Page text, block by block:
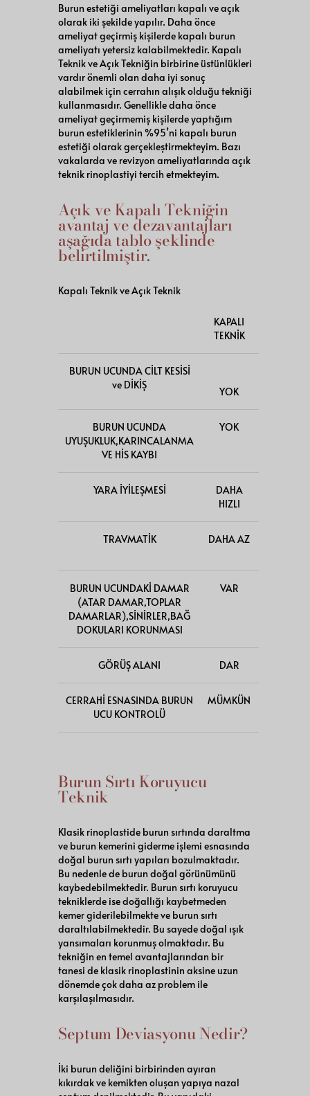
Burun estetiği ameliyatları kapalı ve açık
olarak iki şekilde yapılır. Daha önce
ameliyat geçirmiş kişilerde kapalı burun
ameliyatı yetersiz kalabilmektedir. Kapalı
Teknik ve Açık Tekniğin birbirine üstünlükleri
vardır önemli olan daha iyi sonuç
alabilmek için cerrahın alışık olduğu tekniği
kullanmasıdır. Genellikle daha önce
ameliyat geçirmemiş kişilerde yaptığım
burun estetiklerinin %95’ni kapalı burun
estetiği olarak gerçekleştirmekteyim. Bazı
vakalarda ve revizyon ameliyatlarında açık
teknik rinoplastiyi tercih etmekteyim.
Açık ve Kapalı Tekniğin
avantaj ve dezavantajları
aşağıda tablo şeklinde
belirtilmiştir.
Kapalı Teknik ve Açık Teknik
KAPALI
TEKNİK
BURUN UCUNDA CİLT KESİSİ
ve DİKİŞ
YOK
BURUN UCUNDA
UYUŞUKLUK,KARINCALANMA
VE HİS KAYBI
YOK
YARA İYİLEŞMESİ
DAHA
HIZLI
TRAVMATİK DAHA AZ
BURUN UCUNDAKİ DAMAR
(ATAR DAMAR,TOPLAR
DAMARLAR),SİNİRLER,BAĞ
DOKULARI KORUNMASI
VAR
GÖRÜŞ ALANI DAR
CERRAHİ ESNASINDA BURUN
UCU KONTROLÜ
MÜMKÜN
Burun Sırtı Koruyucu
Teknik
Klasik rinoplastide burun sırtında daraltma
ve burun kemerini giderme işlemi esnasında
doğal burun sırtı yapıları bozulmaktadır.
Bu nedenle de burun doğal görünümünü
kaybedebilmektedir. Burun sırtı koruyucu
tekniklerde ise doğallığı kaybetmeden
kemer giderilebilmekte ve burun sırtı
daraltılabilmektedir. Bu sayede doğal ışık
yansımaları korunmuş olmaktadır. Bu
tekniğin en temel avantajlarından bir
tanesi de klasik rinoplastinin aksine uzun
dönemde çok daha az problem ile
karşılaşılmasıdır.
Septum Deviasyonu Nedir?
İki burun deliğini birbirinden ayıran
kıkırdak ve kemikten oluşan yapıya nazal